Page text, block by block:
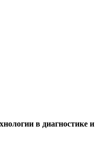
в диагностике и